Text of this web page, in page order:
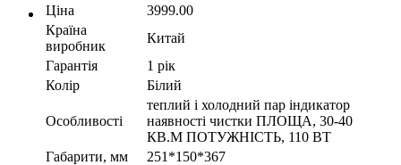
Ціна
3999.00
Країна
виробник
Китай
Гарантія
1 рік
Колір
Білий
Особливості
теплий і холодний пар індикатор
наявності чистки ПЛОЩА, 30-40
КВ.М ПОТУЖНІСТЬ, 110 ВТ
Габарити, мм
251*150*367